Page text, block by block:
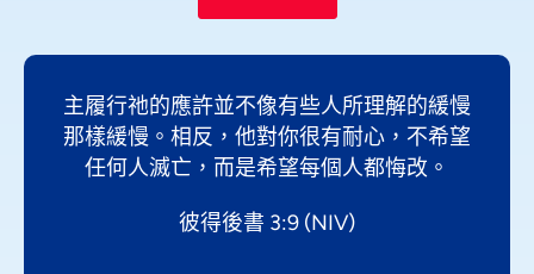
主履行祂的應許並不像有些人所理解的緩慢
那樣緩慢。相反，他對你很有耐心，不希望
任何人滅亡，而是希望每個人都悔改。
彼得後書 3:9 (NIV)